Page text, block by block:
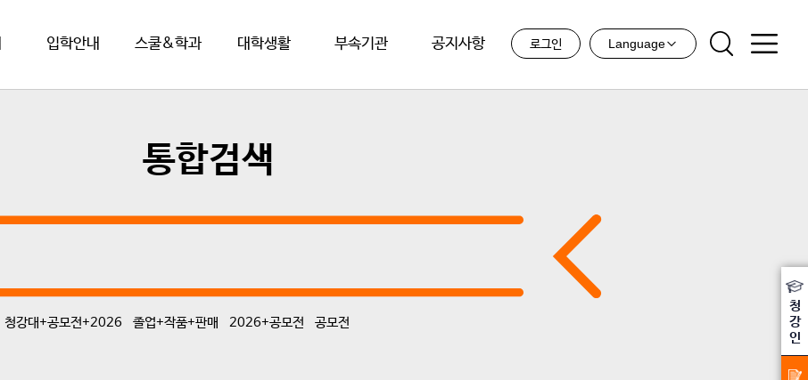
입학안내 스쿨&학과 대학생활 부속기관 공지사항 로그인 Language
통합검색
청강대+공모전+2026 졸업+작품+판매 2026+공모전 공모전
청
강
인